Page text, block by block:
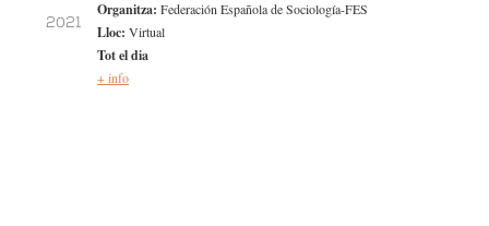
2021
Organitza: Federación Española de Sociología-FES
Lloc: Virtual
Tot el dia
+ info